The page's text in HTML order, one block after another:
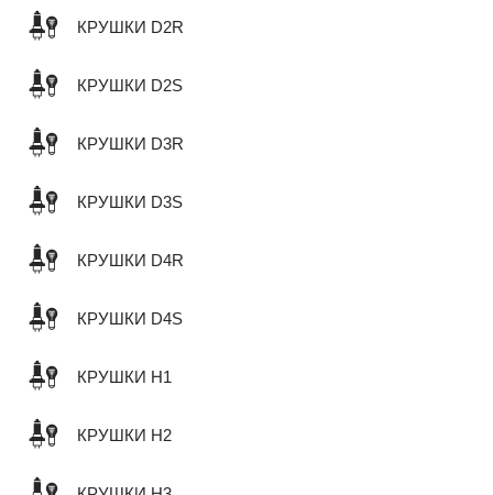
КРУШКИ D2R
КРУШКИ D2S
КРУШКИ D3R
КРУШКИ D3S
КРУШКИ D4R
КРУШКИ D4S
КРУШКИ H1
КРУШКИ H2